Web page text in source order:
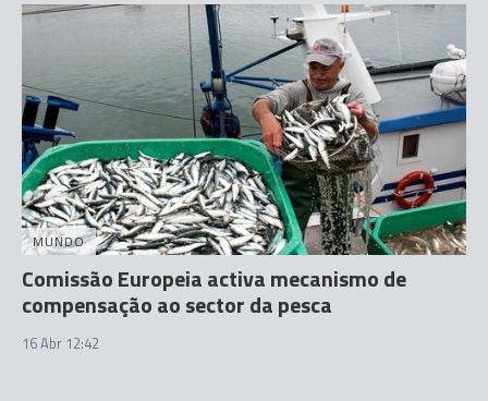
MUNDO
Comissão Europeia activa mecanismo de
compensação ao sector da pesca
16 Abr 12:42